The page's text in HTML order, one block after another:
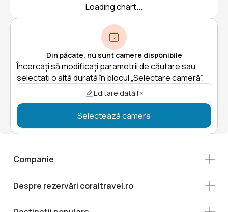
Loading chart...
Din păcate, nu sunt camere disponibile
Încercați să modificați parametrii de căutare sau
selectați o altă durată în blocul „Selectare cameră”.
Editare dată | ×
Selectează camera
Companie
Despre rezervări coraltravel.ro